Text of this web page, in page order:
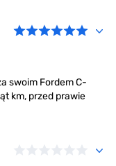
swoim Fordem C-
km, przed prawie